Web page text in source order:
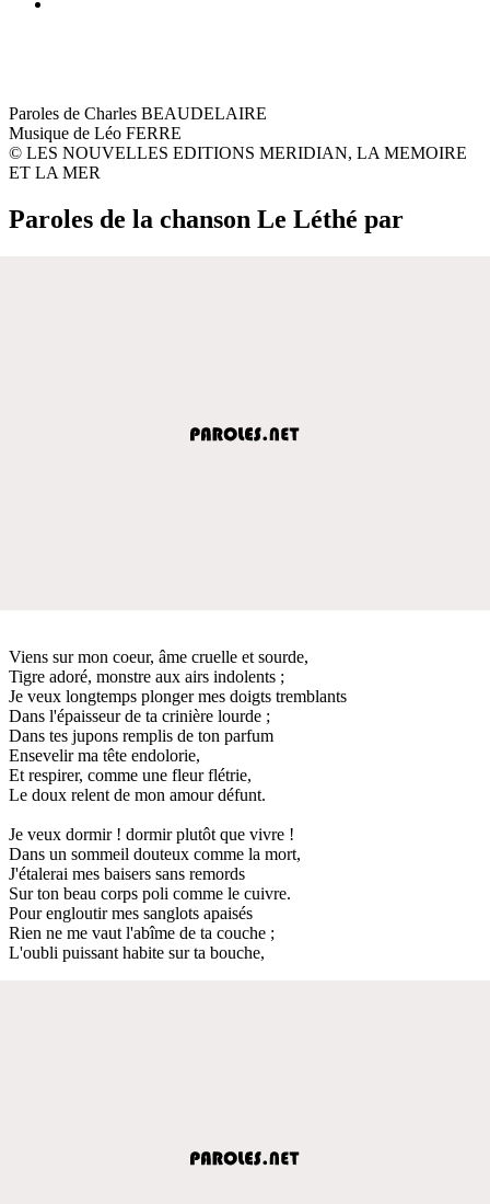
Paroles de Charles BEAUDELAIRE
Musique de Léo FERRE
© LES NOUVELLES EDITIONS MERIDIAN, LA MEMOIRE
ET LA MER
Paroles de la chanson Le Léthé par
Viens sur mon coeur, âme cruelle et sourde,
Tigre adoré, monstre aux airs indolents ;
Je veux longtemps plonger mes doigts tremblants
Dans l'épaisseur de ta crinière lourde ;
Dans tes jupons remplis de ton parfum
Ensevelir ma tête endolorie,
Et respirer, comme une fleur flétrie,
Le doux relent de mon amour défunt.
Je veux dormir ! dormir plutôt que vivre !
Dans un sommeil douteux comme la mort,
J'étalerai mes baisers sans remords
Sur ton beau corps poli comme le cuivre.
Pour engloutir mes sanglots apaisés
Rien ne me vaut l'abîme de ta couche ;
L'oubli puissant habite sur ta bouche,